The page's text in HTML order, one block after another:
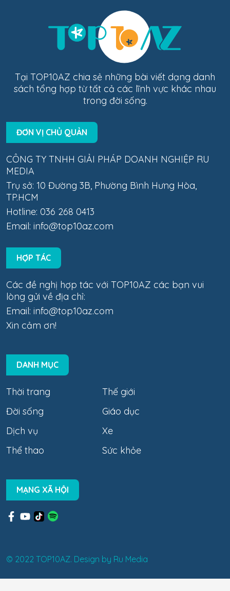
Tại TOP10AZ chia sẻ những bài viết dạng danh
sách tổng hợp từ tất cả các lĩnh vực khác nhau
trong đời sống.
ĐƠN VỊ CHỦ QUẢN
CÔNG TY TNHH GIẢI PHÁP DOANH NGHIỆP RU
MEDIA
Trụ sở: 10 Đường 3B, Phường Bình Hưng Hòa,
TP.HCM
Hotline: 036 268 0413
Email: info@top10az.com
HỢP TÁC
Các đề nghị hợp tác với TOP10AZ các bạn vui
lòng gửi về địa chỉ:
Email: info@top10az.com
Xin cảm ơn!
DANH MỤC
Thời trang
Thế giới
Đời sống
Giáo dục
Dịch vụ
Xe
Thể thao
Sức khỏe
MẠNG XÃ HỘI
© 2022 TOP10AZ. Design by Ru Media